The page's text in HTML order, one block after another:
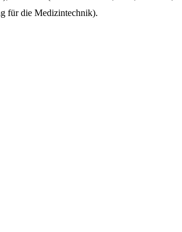
für die Medizintechnik).